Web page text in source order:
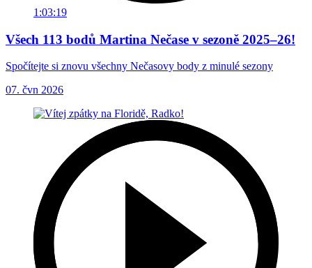
1:03:19
Všech 113 bodů Martina Nečase v sezoně 2025–26!
Spočítejte si znovu všechny Nečasovy body z minulé sezony
07. čvn 2026